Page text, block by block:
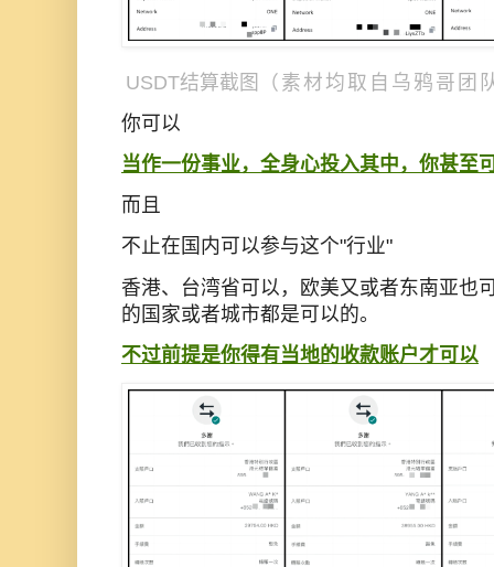
USDT结算截图 （素材均取自乌鸦哥
你可以
当作一份事业，全身心投入其中，你甚至
而且
不止在国内可以参与这个"行业"
香港、台湾省可以，欧美又或者东南亚也
的国家或者城市都是可以的。
不过前提是你得有当地的收款账户才可以